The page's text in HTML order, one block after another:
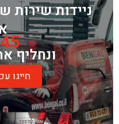
ניידות שירות
45 דקותונחליף
*חייגו